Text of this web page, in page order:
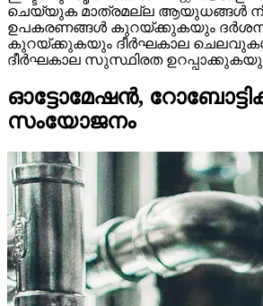
ചെയ്യുക മാത്രമല്ല ആയുധങ്ങൾ
ഉപകരണങ്ങൾ കുറയ്ക്കുകയും
കുറയ്ക്കുകയും ദീർഘകാല
ദീർഘകാല സുസ്ഥിരത
ഓട്ടോമേഷൻ,
സംയോജനം